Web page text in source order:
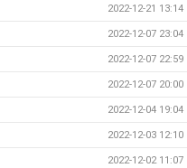
2022-12-21 13:14
2022-12-07 23:04
2022-12-07 22:59
2022-12-07 20:00
2022-12-04 19:04
2022-12-03 12:10
2022-12-02 11:07